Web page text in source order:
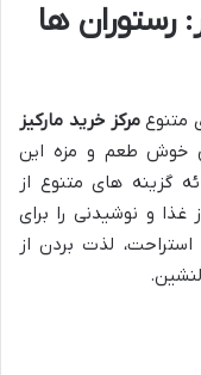
رستوران ها
متنوعمرکز خرید مارکیز
خوش طعم و مزه این
گزینه های متنوع از
غذا و نوشیدنی را برای
استراحت، لذت بردن از